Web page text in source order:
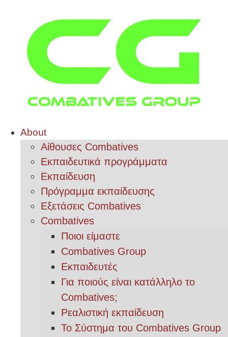
About
Αίθουσες Combatives
Εκπαιδευτικά προγράμματα
Εκπαίδευση
Πρόγραμμα εκπαίδευσης
Εξετάσεις Combatives
Combatives
Ποιοι είμαστε
Combatives Group
Εκπαιδευτές
Για ποιούς είναι κατάλληλο το
Combatives;
Ρεαλιστική εκπαίδευση
Το Σύστημα του Combatives Group